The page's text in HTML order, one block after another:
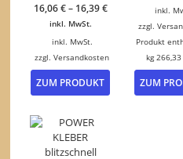
16,06€– 16,39€
inkl. MwSt.
inkl. MwSt.
zzgl.Versandkosten
ZUM PRODUKT
Dieses
Produkt
inkl.
zzgl.
Produkt
kg
ZUM